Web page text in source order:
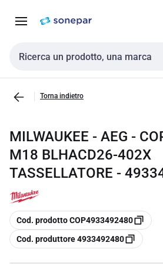
navigazione alla
Cerca input
Torna indietro
MILWAUKEE - AEG -
M18 BLHACD26-402X
TASSELLATORE -
copia
Cod. prodotto COP4933492480
copia
Cod. produttore 4933492480